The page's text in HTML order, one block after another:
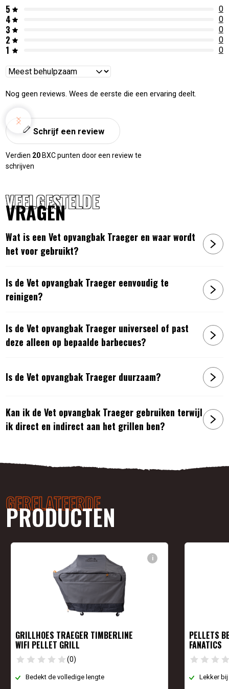
5 0
4 0
3 0
2 0
1 0
Reviews
Nog geen reviews. Wees de eerste die een ervaring deelt.
Schrijf een review
Verdien 20 BXC punten door een review te
schrijven
VEELGESTELDE
VRAGEN
Wat is een Vet opvangbak Traeger en waar wordt
het voor gebruikt?
Is de Vet opvangbak Traeger eenvoudig te
reinigen?
Is de Vet opvangbak Traeger universeel of past
deze alleen op bepaalde barbecues?
Is de Vet opvangbak Traeger duurzaam?
Kan ik de Vet opvangbak Traeger gebruiken terwijl
ik direct en indirect aan het grillen ben?
GERELATEERDE
PRODUCTEN
i
GRILLHOES TRAEGER TIMBERLINE
WIFI PELLET GRILL
(0)
Bedekt de volledige lengte
PELLETS
FANATICS
Lekker